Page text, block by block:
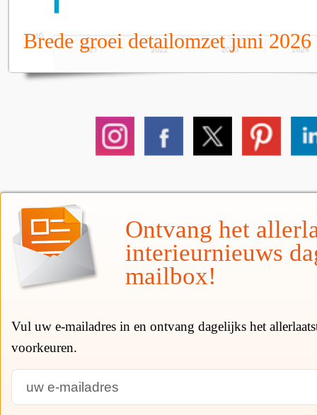
Brede groei detailomzet juni 2026
Ontvang het
interieurnieuws
mailbox!
Vul uw e-mailadres in en ontvang dagelijks het
voorkeuren.